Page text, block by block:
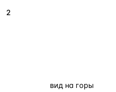
2
вид на горы